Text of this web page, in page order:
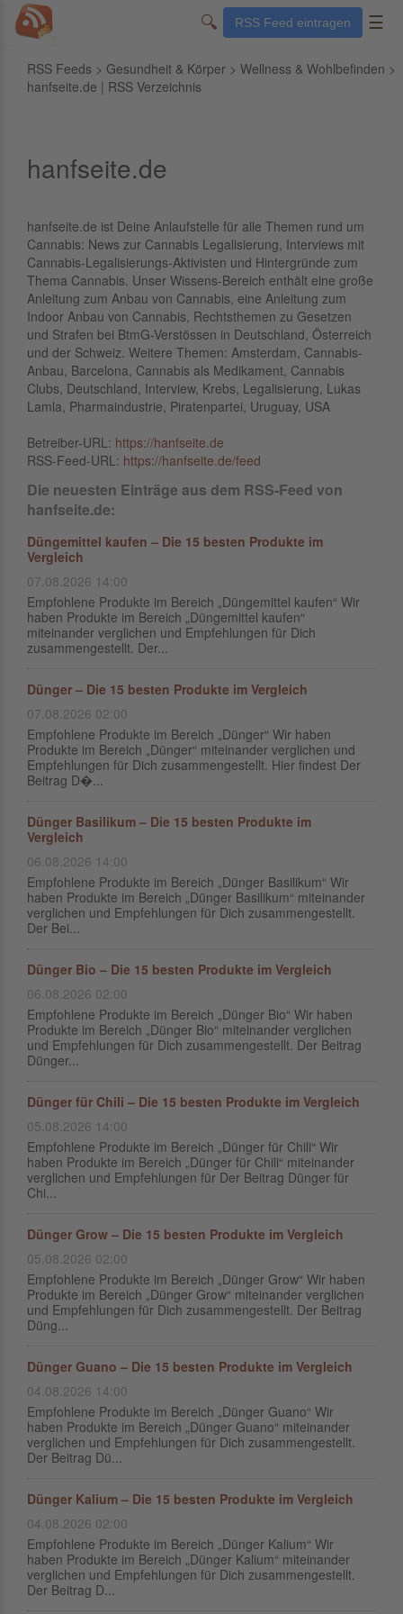
🔍 RSS Feed eintragen ☰
RSS Feeds > Gesundheit & Körper > Wellness & Wohlbefinden >
hanfseite.de | RSS Verzeichnis
hanfseite.de
hanfseite.de ist Deine Anlaufstelle für alle Themen rund um
Cannabis: News zur Cannabis Legalisierung, Interviews mit
Cannabis-Legalisierungs-Aktivisten und Hintergründe zum
Thema Cannabis. Unser Wissens-Bereich enthält eine große
Anleitung zum Anbau von Cannabis, eine Anleitung zum
Indoor Anbau von Cannabis, Rechtsthemen zu Gesetzen
und Strafen bei BtmG-Verstössen in Deutschland, Österreich
und der Schweiz. Weitere Themen: Amsterdam, Cannabis-
Anbau, Barcelona, Cannabis als Medikament, Cannabis
Clubs, Deutschland, Interview, Krebs, Legalisierung, Lukas
Lamla, Pharmaindustrie, Piratenpartei, Uruguay, USA
Betreiber-URL: https://hanfseite.de
RSS-Feed-URL: https://hanfseite.de/feed
Die neuesten Einträge aus dem RSS-Feed von
hanfseite.de:
Düngemittel kaufen – Die 15 besten Produkte im
Vergleich
07.08.2026 14:00
Empfohlene Produkte im Bereich „Düngemittel kaufen“ Wir
haben Produkte im Bereich „Düngemittel kaufen“
miteinander verglichen und Empfehlungen für Dich
zusammengestellt. Der...
Dünger – Die 15 besten Produkte im Vergleich
07.08.2026 02:00
Empfohlene Produkte im Bereich „Dünger“ Wir haben
Produkte im Bereich „Dünger“ miteinander verglichen und
Empfehlungen für Dich zusammengestellt. Hier findest Der
Beitrag D�...
Dünger Basilikum – Die 15 besten Produkte im
Vergleich
06.08.2026 14:00
Empfohlene Produkte im Bereich „Dünger Basilikum“ Wir
haben Produkte im Bereich „Dünger Basilikum“ miteinander
verglichen und Empfehlungen für Dich zusammengestellt.
Der Bei...
Dünger Bio – Die 15 besten Produkte im Vergleich
06.08.2026 02:00
Empfohlene Produkte im Bereich „Dünger Bio“ Wir haben
Produkte im Bereich „Dünger Bio“ miteinander verglichen
und Empfehlungen für Dich zusammengestellt. Der Beitrag
Dünger...
Dünger für Chili – Die 15 besten Produkte im Vergleich
05.08.2026 14:00
Empfohlene Produkte im Bereich „Dünger für Chili“ Wir
haben Produkte im Bereich „Dünger für Chili“ miteinander
verglichen und Empfehlungen für Der Beitrag Dünger für
Chi...
Dünger Grow – Die 15 besten Produkte im Vergleich
05.08.2026 02:00
Empfohlene Produkte im Bereich „Dünger Grow“ Wir haben
Produkte im Bereich „Dünger Grow“ miteinander verglichen
und Empfehlungen für Dich zusammengestellt. Der Beitrag
Düng...
Dünger Guano – Die 15 besten Produkte im Vergleich
04.08.2026 14:00
Empfohlene Produkte im Bereich „Dünger Guano“ Wir
haben Produkte im Bereich „Dünger Guano“ miteinander
verglichen und Empfehlungen für Dich zusammengestellt.
Der Beitrag Dü...
Dünger Kalium – Die 15 besten Produkte im Vergleich
04.08.2026 02:00
Empfohlene Produkte im Bereich „Dünger Kalium“ Wir
haben Produkte im Bereich „Dünger Kalium“ miteinander
verglichen und Empfehlungen für Dich zusammengestellt.
Der Beitrag D...